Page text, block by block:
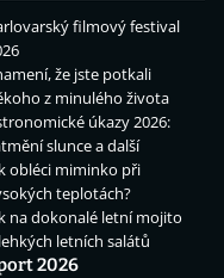
filmový festival
že jste potkali
z minulého života
úkazy 2026:
slunce a další
obléci miminko při
teplotách?
na dokonalé letní mojito
letních salátů
2026